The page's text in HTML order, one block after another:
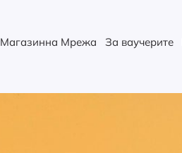
Магазинна Мрежа За ваучерите